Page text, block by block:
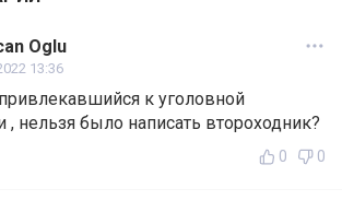
Oglu
13:36
к уголовной
, нельзя было написать второходник?
0 0